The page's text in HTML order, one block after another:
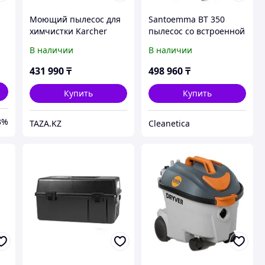
Моющий пылесос для
химчистки Karcher
В наличии
431 990 ₸
Купить
TAZA.KZ
Santoemma BT 350
пылесос со встроенной
В наличии
498 960₸
Купить
Cleanetica